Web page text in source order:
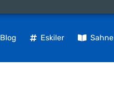
Blog Eskiler Sahne